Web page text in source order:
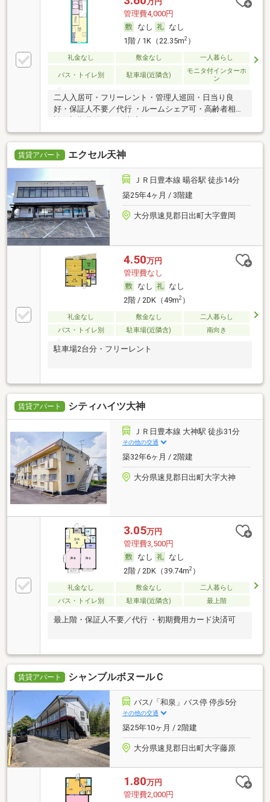
管理費4,000円
なし
なし
1階 / 1K（22.35m2）
礼金なし 敷金なし 一人暮らし
バス・トイレ別 駐車場(近隣含)
モニタ付インターホ
ン
二人入居可・フリーレント・管理人巡回・日当り良
好・保証人不要／代行 ・ルームシェア可・高齢者相
賃貸アパート エクセル天神
ＪＲ日豊本線 暘谷駅 徒歩14分
築25年4ヶ月 / 3階建
大分県速見郡日出町大字豊岡
4.50万円
管理費なし
なし
なし
2階 / 2DK（49m2）
礼金なし 敷金なし
二人暮らし
バス・トイレ別
駐車場(近隣含) 南向き
駐車場2台分・フリーレント
賃貸アパート シティハイツ大神
ＪＲ日豊本線 大神駅 徒歩31分
その他の交通
築32年6ヶ月 / 2階建
大分県速見郡日出町大字大神
3.05万円
管理費3,500円
なし
なし
2階 / 2DK（39.74m2）
礼金なし 敷金なし
二人暮らし
バス・トイレ別
駐車場(近隣含) 最上階
最上階・保証人不要／代行 ・初期費用カード決済可
賃貸アパート シャンブルボヌールＣ
バス/「和泉」バス停 停歩5分
その他の交通
築25年10ヶ月 / 2階建
大分県速見郡日出町大字藤原
1.80万円
管理費2,000円